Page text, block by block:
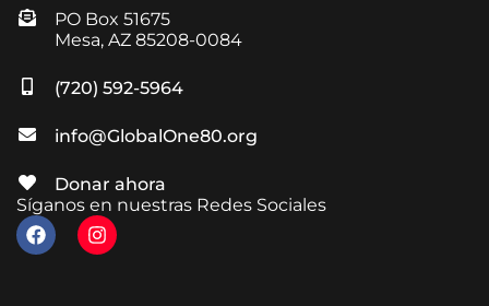
PO Box 51675
Mesa, AZ 85208-0084
(720) 592-5964
info@GlobalOne80.org
Donar ahora
Síganos en nuestras Redes Sociales